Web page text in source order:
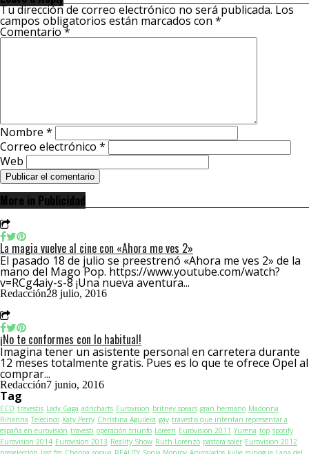
Tu dirección de correo electrónico no será publicada. Los
campos obligatorios están marcados con *
Comentario*
Nombre *
Correo electrónico *
Web
More in Publicidad
La magia vuelve al cine con «Ahora me ves 2»
El pasado 18 de julio se preestrenó «Ahora me ves 2» de la
mano del Mago Pop. https://www.youtube.com/watch?
v=RCg4aiy-s-8 ¡Una nueva aventura...
Redacción28 julio, 2016
¡No te conformes con lo habitual!
Imagina tener un asistente personal en carretera durante
12 meses totalmente gratis. Pues es lo que te ofrece Opel al
comprar...
Redacción7 junio, 2016
Tag
ECD travestis Lady Gaga adricharts Eurovision britney spears gran hermano Madonna
Rihanna Telecinco Katy Perry Christina Aguilera gay travestis que intentan representar a
españa en eurovisión travesti operación triunfo Loreen Eurovision 2011 Yurena top spotify
Eurovision 2014 Eurovision 2013 Reality Show Ruth Lorenzo pastora soler Eurovision 2012